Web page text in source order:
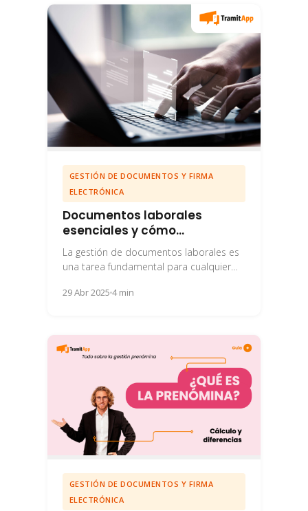
GESTIÓN DE DOCUMENTOS Y FIRMA
ELECTRÓNICA
Documentos laborales
esenciales y cómo
gestionarlos sin errores
La gestión de documentos laborales es
una tarea fundamental para cualquier
manejo eficiente y libre...
29 Abr 2025 4 min
GESTIÓN DE DOCUMENTOS Y FIRMA
ELECTRÓNICA